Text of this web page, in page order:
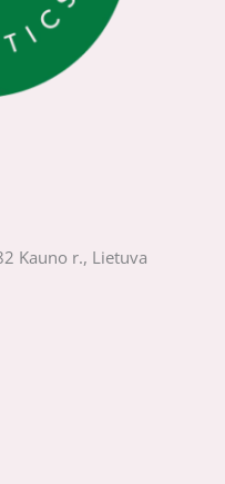
Kauno r., Lietuva